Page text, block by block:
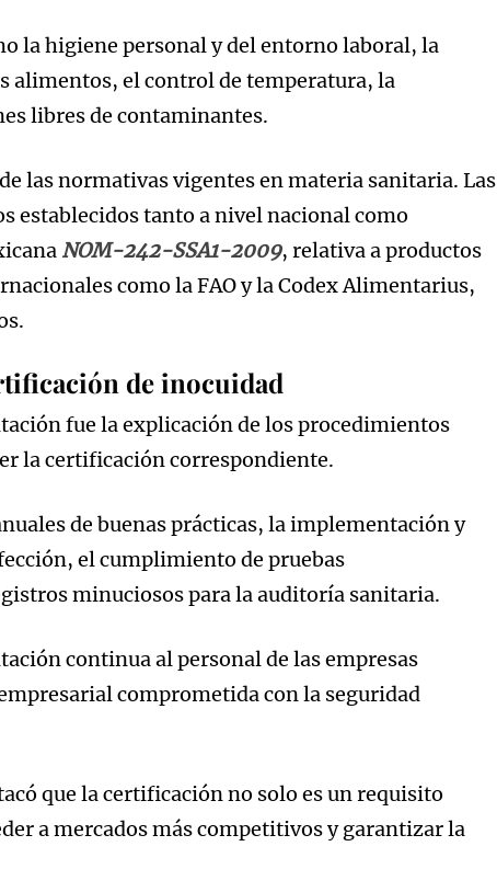
la higiene personal y del entorno laboral, la
alimentos, el control de temperatura, la
libres de contaminantes.
las normativas vigentes en materia sanitaria. Las
establecidos tanto a nivel nacional como
NOM-242-SSA1-2009, relativa a productos
como la FAO y la Codex Alimentarius,
de inocuidad
fue la explicación de los procedimientos
la certificación correspondiente.
de buenas prácticas, la implementación y
el cumplimiento de pruebas
minuciosos para la auditoría sanitaria.
continua al personal de las empresas
comprometida con la seguridad
que la certificación no solo es un requisito
a mercados más competitivos y garantizar la